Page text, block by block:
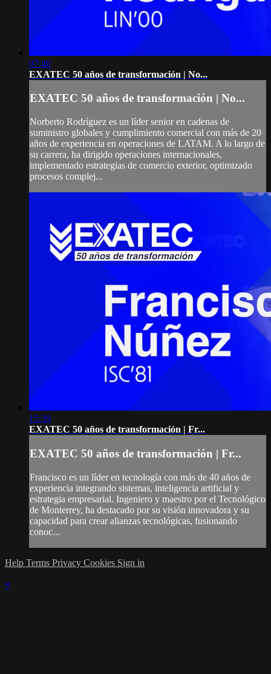
07:40
EXATEC 50 años de transformación | No...
EXATEC 50 años de transformación | No...
Norberto Rodríguez es un líder senior en cadenas de
suministro globales y cumplimiento comercial con más de 20
años de experiencia en operaciones de LATAM. A lo largo de
su carrera, ha dirigido operaciones internacionales,
implementado estrategias de comercio exterior, optimizado
procesos complej...
15:39
EXATEC 50 años de transformación | Fr...
EXATEC 50 años de transformación | Fr...
Francisco es un líder en tecnología con más de 40 años de
experiencia integrando sistemas, inteligencia artificial y
estrategia empresarial. Ingeniero y maestro por el Tecnológico
de Monterrey, ha destacado por su visión innovadora y su
capacidad para crear alianzas tecnológicas, fusionando
conoc...
Help Terms Privacy Cookies Sign in
×